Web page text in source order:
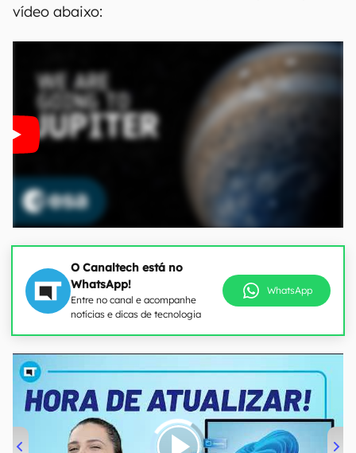
vídeo abaixo:
O Canaltech está no
WhatsApp!
Entre no canal e acompanhe
notícias e dicas de tecnologia
WhatsApp